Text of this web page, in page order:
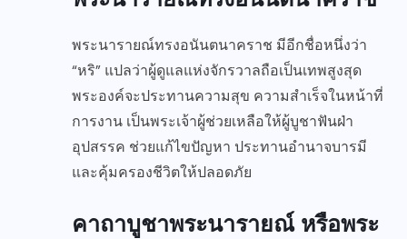
พระนารายณ์ทรงอนันตนาคราช มีอีกชื่อหนึ่งว่า
“หริ” แปลว่าผู้ดูแลแห่งจักรวาลถือเป็นเทพสูงสุด
พระองค์จะประทานความสุข ความสำเร็จในหน้าที่
การงาน เป็นพระเจ้าผู้ช่วยเหลือให้ผู้บูชาฟันฝ่า
อุปสรรค ช่วยแก้ไขปัญหา ประทานอำนาจบารมี
และคุ้มครองชีวิตให้ปลอดภัย
คาถาบูชาพระนารายณ์ หรือพระ